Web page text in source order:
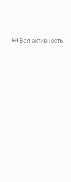
Вся активность